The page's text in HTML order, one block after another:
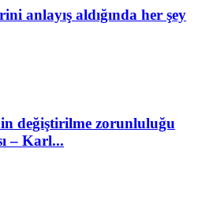
anlayış aldığında her şey
değiştirilme zorunluluğu
– Karl...